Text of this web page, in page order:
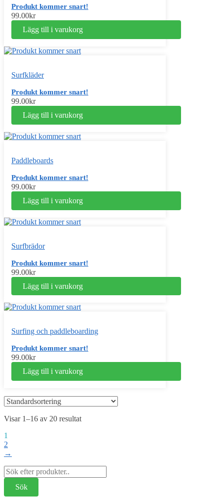
Produkt kommer snart!
99.00kr
Lägg till i varukorg
Surfkläder
Produkt kommer snart!
99.00kr
Lägg till i varukorg
Paddleboards
Produkt kommer snart!
99.00kr
Lägg till i varukorg
Surfbrädor
Produkt kommer snart!
99.00kr
Lägg till i varukorg
Surfing och paddleboarding
Produkt kommer snart!
99.00kr
Lägg till i varukorg
Visar 1–16 av 20 resultat
1
2
→
Sök
efter: